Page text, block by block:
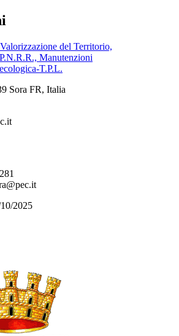
del Territorio,
Manutenzioni
T.P.L.
Sora FR, Italia
2025